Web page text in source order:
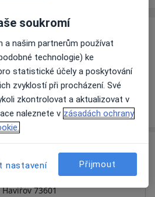
a cenách nejsou k dispozici
nepřidával žádné informace o
službách.
logopedie
Havířov73601
soukromí
a našim partnerům používat
technologie) ke
statistické účely a poskytování
zvyklostí při procházení. Své
zkontrolovat a aktualizovat v
naleznete v zásadách ochrany
nastavení Přijmout